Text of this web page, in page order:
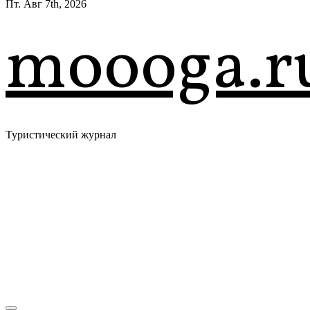
Пт. Авг 7th, 2026
Туристический журнал